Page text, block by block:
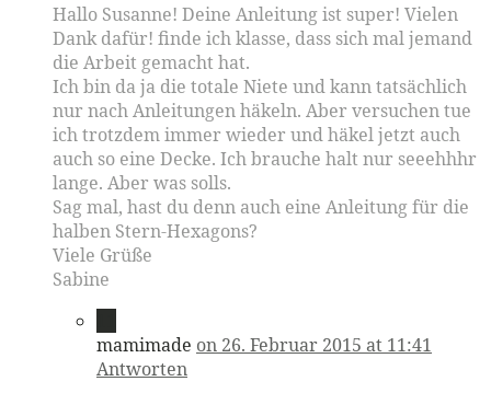
Hallo Susanne! Deine Anleitung ist super! Vielen
Dank dafür! finde ich klasse, dass sich mal jemand
die Arbeit gemacht hat.
Ich bin da ja die totale Niete und kann tatsächlich
nur nach Anleitungen häkeln. Aber versuchen tue
ich trotzdem immer wieder und häkel jetzt auch
auch so eine Decke. Ich brauche halt nur seeehhhr
lange. Aber was solls.
Sag mal, hast du denn auch eine Anleitung für die
halben Stern-Hexagons?
Viele Grüße
Sabine
mamimade on 26. Februar 2015 at 11:41
Antworten